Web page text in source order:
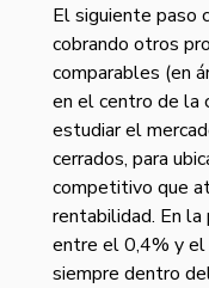
El siguiente paso
cobrando otros
comparables (en
en el centro de la
estudiar el
cerrados, para
competitivo que
rentabilidad. En la
entre el 0,4% y el
siempre dentro